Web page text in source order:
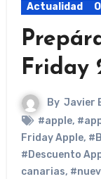
Actualidad
Friday
By Javier
#apple,
Friday Apple,
#Descuento
canarias,